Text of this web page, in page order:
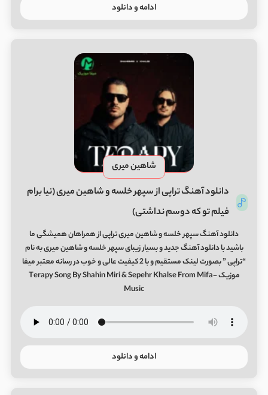
ادامه و دانلود
شاهین میری
دانلود آهنگ تراپی از سپهر خلسه و شاهین میری (نیا برام
فیلم تو که دوسم نداشتی)
دانلود آهنگ سپهر خلسه و شاهین میری تراپی از همراهان همیشگی ما
باشید با دانلود آهنگ جدید و بسیار زیبای سپهر خلسه و شاهین میری به نام
“تراپی ” بصورت لینک مستقیم و با 2 کیفیت عالی و خوب در رسانه معتبر میفا
موزیک Terapy Song By Shahin Miri & Sepehr Khalse From Mifa-
Music
ادامه و دانلود